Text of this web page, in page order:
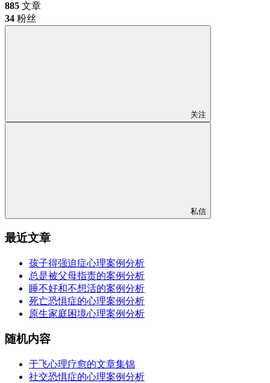
885 文章
34 粉丝
关注
私信
最近文章
孩子得强迫症心理案例分析
总是被父母指责的案例分析
睡不好和不想活的案例分析
死亡恐惧症的心理案例分析
原生家庭困境心理案例分析
随机内容
于飞心理疗愈的文章集锦
社交恐惧症的心理案例分析